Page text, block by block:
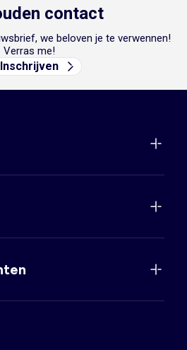
contact
we beloven je te verwennen!
Verras me!
Inschrijven